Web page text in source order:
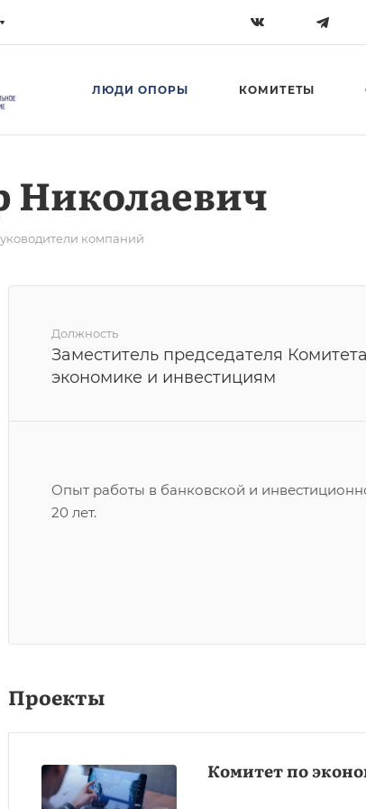
ЛЮДИ ОПОРЫ КОМИТЕТЫ
Николаевич
компаний
Должность
Заместитель председателя
экономике и инвестициям
Опыт работы в банковской и
20 лет.
Проекты
Комитет по